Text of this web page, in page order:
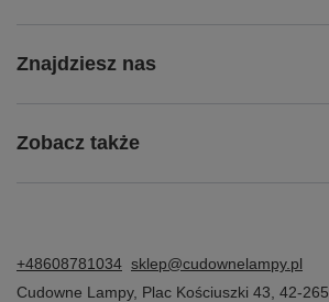
Znajdziesz nas
Zobacz także
+48608781034 sklep@cudownelampy.pl
Cudowne Lampy, Plac Kościuszki 43 42-265